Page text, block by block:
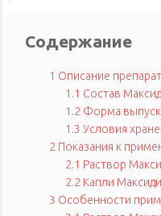
Содержание
1 Описание
1.1 Состав
1.2 Форма
1.3 Условия
2 Показания к
2.1 Раствор
2.2 Капли
3 Особенности